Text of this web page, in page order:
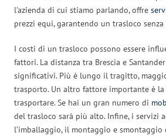
l’azienda di cui stiamo parlando, offre
prezzi equi, garantendo un trasloco senza
I costi di un trasloco possono essere
fattori. La distanza tra Brescia e
significativi. Più è lungo il tragitto,
trasporto. Un altro fattore importante è
trasportare. Se hai un gran numero di
del trasloco sarà più alto. Infine, i servizi
l’imballaggio, il montaggio e smontaggio